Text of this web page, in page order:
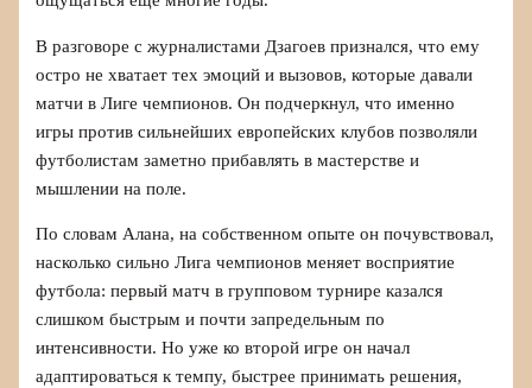
В разговоре с журналистами Дзагоев признался, что ему
остро не хватает тех эмоций и вызовов, которые давали
матчи в Лиге чемпионов. Он подчеркнул, что именно
игры против сильнейших европейских клубов позволяли
футболистам заметно прибавлять в мастерстве и
мышлении на поле.
По словам Алана, на собственном опыте он почувствовал,
насколько сильно Лига чемпионов меняет восприятие
футбола: первый матч в групповом турнире казался
слишком быстрым и почти запредельным по
интенсивности. Но уже ко второй игре он начал
адаптироваться к темпу, быстрее принимать решения,